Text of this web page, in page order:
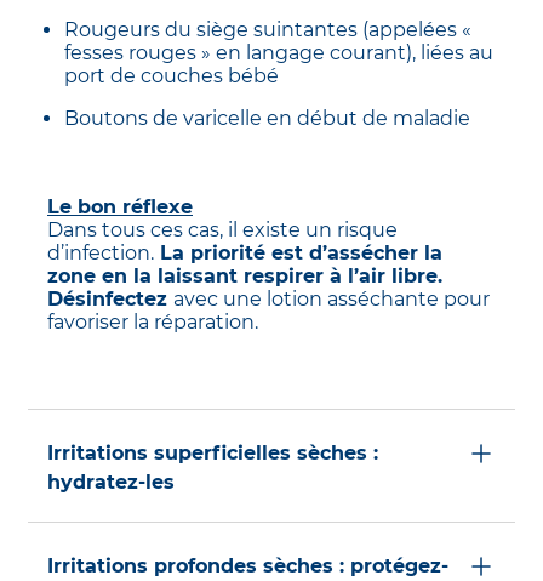
Rougeurs du siège suintantes (appelées «
fesses rouges » en langage courant), liées au
port de couches bébé
Boutons de varicelle en début de maladie
Le bon réflexe
Dans tous ces cas, il existe un risque
d’infection. La priorité est d’assécher la
zone en la laissant respirer à l’air libre.
Désinfectez avec une lotion asséchante pour
favoriser la réparation.
Irritations superficielles sèches :
hydratez-les
sont rouges, douloureuses mais toujours
Irritations profondes sèches : protégez-